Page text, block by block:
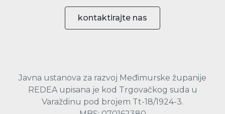
kontaktirajte nas
Javna ustanova za razvoj Međimurske županije
REDEA upisana je kod Trgovačkog suda u
Varaždinu pod brojem Tt-18/1924-3.